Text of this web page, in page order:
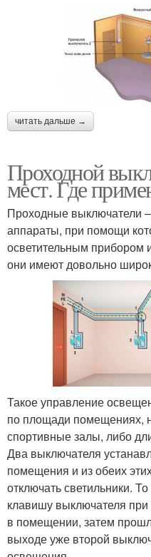
читать дальше →
Проходной
мест. Где
Проходные выключатели
аппараты, при помощи
осветительным прибором
они имеют довольно
Такое управление
по площади помещениях,
спортивные залы, либо
Два выключателя
помещения и из обеих
отключать светильники.
клавишу выключателя при
в помещении, затем
выходе уже второй